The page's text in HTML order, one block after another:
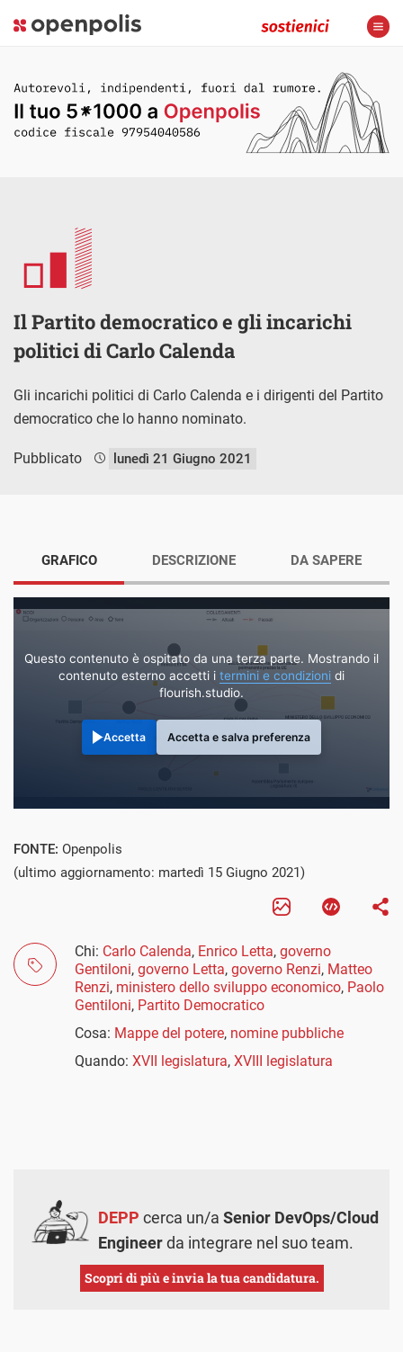
Il Partito democratico e gli incarichi
politici di Carlo Calenda
Gli incarichi politici di Carlo Calenda e i dirigenti del Partito
democratico che lo hanno nominato.
Pubblicato lunedì 21 Giugno 2021
GRAFICO
Questo contenuto è ospitato da una terza parte. Mostrando il
contenuto esterno accetti i termini e condizioni di
flourish.studio.
Accetta Accetta e salva preferenza
DESCRIZIONE DA SAPERE
FONTE: Openpolis
(ultimo aggiornamento: martedì 15 Giugno 2021)
Chi: Carlo Calenda, Enrico Letta, governo
Gentiloni, governo Letta, governo Renzi, Matteo
Renzi, ministero dello sviluppo economico, Paolo
Gentiloni, Partito Democratico
Cosa: Mappe del potere, nomine pubbliche
Quando: XVII legislatura, XVIII legislatura
DEPP cerca un/a Senior DevOps/Cloud
Engineerda integrare nel suo team.
Scopri di più e invia la tua candidatura.